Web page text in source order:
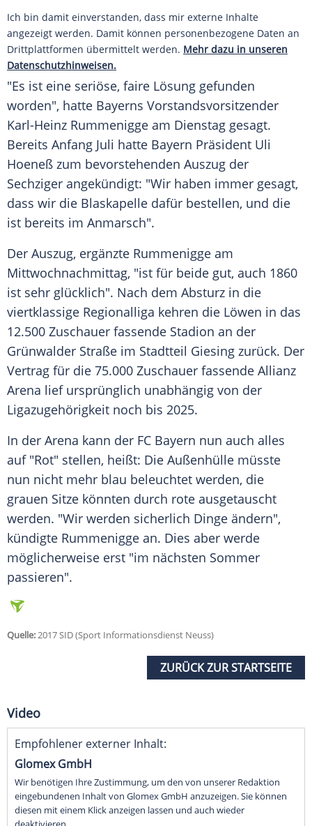
Ich bin damit einverstanden, dass mir externe Inhalte
angezeigt werden. Damit können personenbezogene Daten an
Drittplattformen übermittelt werden. Mehr dazu in unseren
Datenschutzhinweisen.
"Es ist eine seriöse, faire Lösung gefunden
worden", hatte Bayerns Vorstandsvorsitzender
Karl-Heinz Rummenigge am Dienstag gesagt.
Bereits Anfang Juli hatte Bayern Präsident Uli
Hoeneß zum bevorstehenden Auszug der
Sechziger angekündigt: "Wir haben immer gesagt,
dass wir die Blaskapelle dafür bestellen, und die
ist bereits im Anmarsch".
Der Auszug, ergänzte Rummenigge am
Mittwochnachmittag, "ist für beide gut, auch 1860
ist sehr glücklich". Nach dem Absturz in die
viertklassige Regionalliga kehren die Löwen in das
12.500 Zuschauer fassende Stadion an der
Grünwalder Straße im Stadtteil Giesing zurück. Der
Vertrag für die 75.000 Zuschauer fassende Allianz
Arena lief ursprünglich unabhängig von der
Ligazugehörigkeit noch bis 2025.
In der Arena kann der FC Bayern nun auch alles
auf "Rot" stellen, heißt: Die Außenhülle müsste
nun nicht mehr blau beleuchtet werden, die
grauen Sitze könnten durch rote ausgetauscht
werden. "Wir werden sicherlich Dinge ändern",
kündigte Rummenigge an. Dies aber werde
möglicherweise erst "im nächsten Sommer
passieren".
Quelle:2017 SID (Sport Informationsdienst Neuss)
ZURÜCK ZUR STARTSEITE
Video
Empfohlener externer Inhalt:
Glomex GmbH
Wir benötigen Ihre Zustimmung, um den von unserer Redaktion
eingebundenen Inhalt von Glomex GmbH anzuzeigen. Sie können
diesen mit einem Klick anzeigen lassen und auch wieder